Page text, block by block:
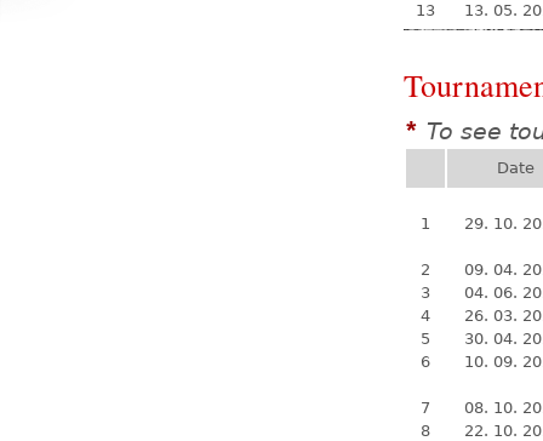
13
13. 05.
* To see
Date
1 29. 10.
2
09. 04.
3
04. 06.
4
26. 03.
5
30. 04.
6
10. 09.
7
08. 10.
8
22. 10.